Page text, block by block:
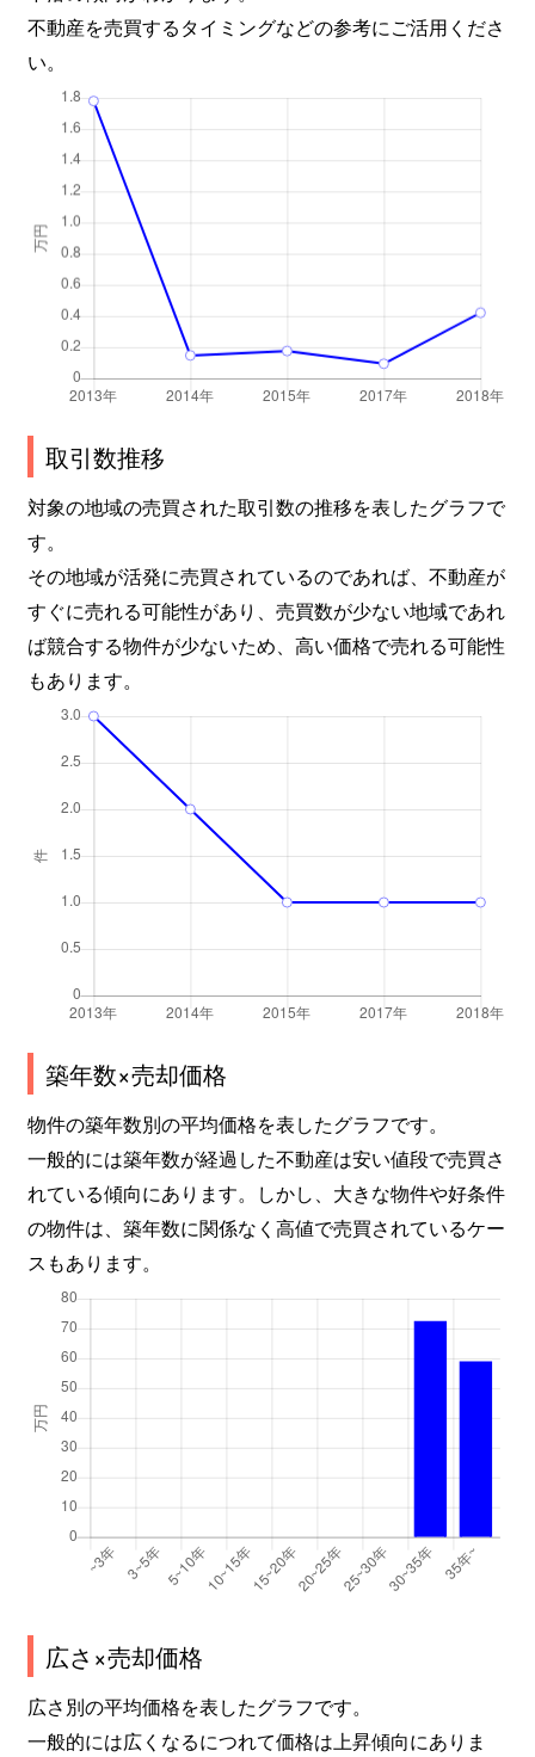
不動産を売買するタイミングなどの参考にご活用くださ
い。
取引数推移
対象の地域の売買された取引数の推移を表したグラフで
す。
その地域が活発に売買されているのであれば、不動産が
すぐに売れる可能性があり、売買数が少ない地域であれ
ば競合する物件が少ないため、高い価格で売れる可能性
もあります。
築年数×売却価格
物件の築年数別の平均価格を表したグラフです。
一般的には築年数が経過した不動産は安い値段で売買さ
れている傾向にあります。しかし、大きな物件や好条件
の物件は、築年数に関係なく高値で売買されているケー
スもあります。
広さ×売却価格
広さ別の平均価格を表したグラフです。
一般的には広くなるにつれて価格は上昇傾向にありま